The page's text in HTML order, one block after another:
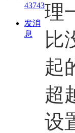
43743
发消
息
理
比
起
超
设